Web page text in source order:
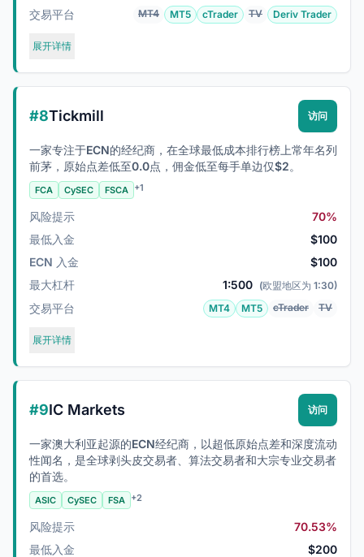
交易平台 MT4 MT5 cTrader TV Deriv Trader
展开详情
#8Tickmill 访问
一家专注于ECN的经纪商，在全球最低成本排行榜上常年名列
前茅，原始点差低至0.0点，佣金低至每手单边仅$2。
FCA CySEC FSCA +1
风险提示
70%
最低入金
$100
ECN 入金
$100
最大杠杆
1:500 (欧盟地区为 1:30)
交易平台 MT4 MT5 cTrader TV
展开详情
#9IC Markets 访问
一家澳大利亚起源的ECN经纪商，以超低原始点差和深度流动
性闻名，是全球剥头皮交易者、算法交易者和大宗专业交易者
的首选。
ASIC CySEC FSA +2
风险提示
70.53%
最低入金
$200